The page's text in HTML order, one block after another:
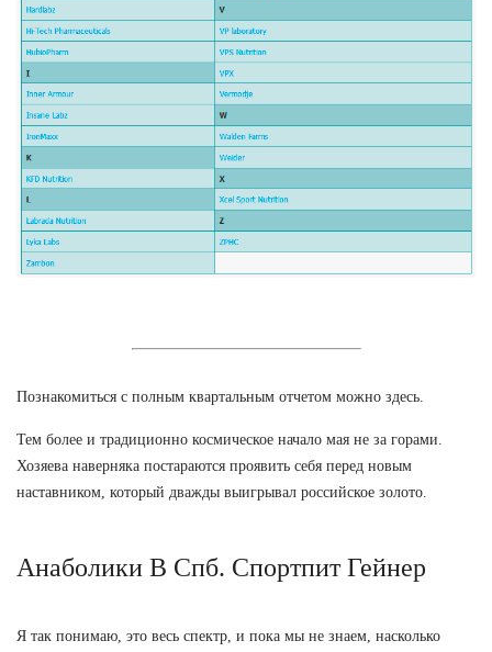
Познакомиться с полным квартальным отчетом можно здесь.
Тем более и традиционно космическое начало мая не за горами.
Хозяева наверняка постараются проявить себя перед новым
наставником, который дважды выигрывал российское золото.
Анаболики В Спб. Спортпит Гейнер
Я так понимаю, это весь спектр, и пока мы не знаем, насколько